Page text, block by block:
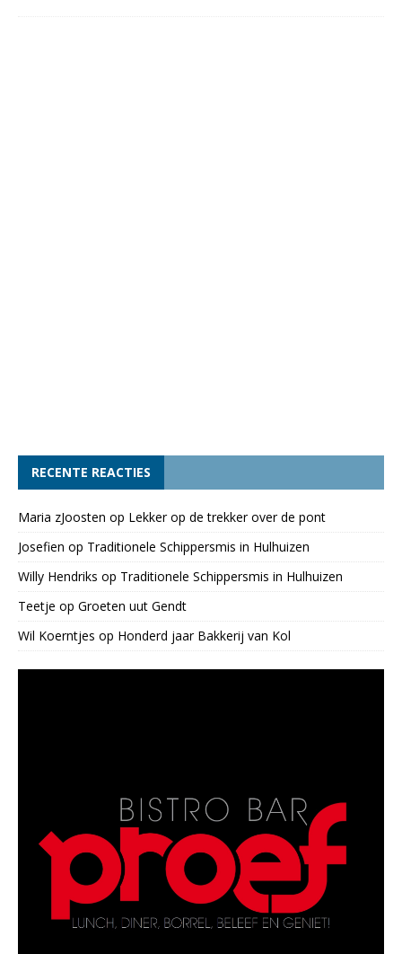
RECENTE REACTIES
Maria zJoosten op Lekker op de trekker over de pont
Josefien op Traditionele Schippersmis in Hulhuizen
Willy Hendriks op Traditionele Schippersmis in Hulhuizen
Teetje op Groeten uut Gendt
Wil Koerntjes op Honderd jaar Bakkerij van Kol